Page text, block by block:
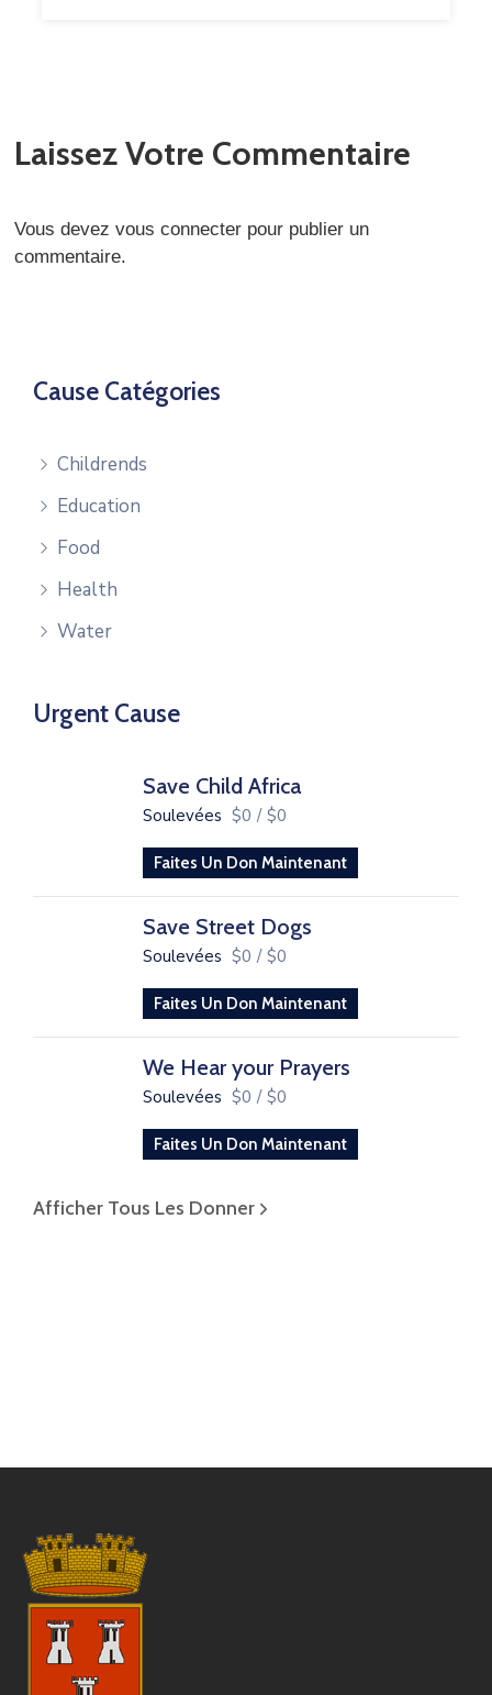
Cause Catégories
Childrends
Education
Food
Health
Water
Urgent Cause
Save Child Africa
Soulevées $0 / $0
Faites Un Don Maintenant
Save Street Dogs
Soulevées $0 / $0
Faites Un Don Maintenant
We Hear your Prayers
Soulevées $0 / $0
Faites Un Don Maintenant
Afficher Tous Les Donner
Laissez Votre Commentaire
Vous devezvous connecter pour publier un
commentaire.